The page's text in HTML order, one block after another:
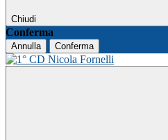
Chiudi
Conferma
Annulla Conferma